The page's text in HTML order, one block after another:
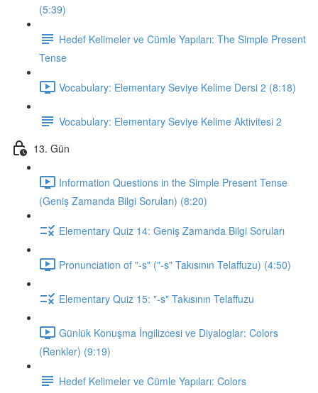
(5:39)
Hedef Kelimeler ve Cümle Yapıları: The Simple Present
Tense
Vocabulary: Elementary Seviye Kelime Dersi 2 (8:18)
Vocabulary: Elementary Seviye Kelime Aktivitesi 2
13. Gün
Information Questions in the Simple Present Tense
(Geniş Zamanda Bilgi Soruları) (8:20)
Elementary Quiz 14: Geniş Zamanda Bilgi Soruları
Pronunciation of "-s" ("-s" Takısının Telaffuzu) (4:50)
Elementary Quiz 15: "-s" Takısının Telaffuzu
Günlük Konuşma İngilizcesi ve Diyaloglar: Colors
(Renkler) (9:19)
Hedef Kelimeler ve Cümle Yapıları: Colors